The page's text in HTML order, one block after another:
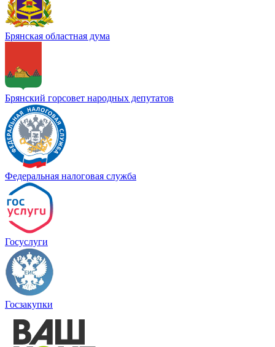
Брянская областная дума
Брянский горсовет народных депутатов
Федеральная налоговая служба
Госуслуги
Госзакупки